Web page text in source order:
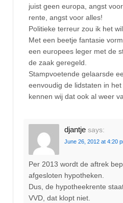
juist geen europa, angst
rente, angst voor alles!
Politieke terreur zou ik het
Met een beetje fantasie
een europees leger met de
de zaak geregeld.
Stampvoetende gelaarsde
eenvoudig de lidstaten in
kennen wij dat ook al weer
djantje says:
June 26, 2012 at 4:20
Per 2013 wordt de aftrek
afgesloten hypotheken.
Dus, de hypotheekrente
VVD, dat klopt niet.